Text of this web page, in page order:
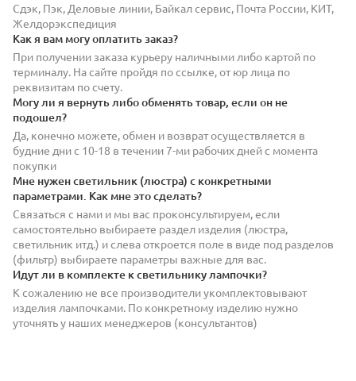
Сдэк, Пэк, Деловые линии, Байкал сервис, Почта России, КИТ,
Желдорэкспедиция
Как я вам могу оплатить заказ?
При получении заказа курьеру наличными либо картой по
терминалу. На сайте пройдя по ссылке, от юр лица по
реквизитам по счету.
Могу ли я вернуть либо обменять товар, если он не
подошел?
Да, конечно можете, обмен и возврат осуществляется в
будние дни с 10-18 в течении 7-ми рабочих дней с момента
покупки
Мне нужен светильник (люстра) с конкретными
параметрами. Как мне это сделать?
Связаться с нами и мы вас проконсультируем, если
самостоятельно выбираете раздел изделия (люстра,
светильник итд.) и слева откроется поле в виде под разделов
(фильтр) выбираете параметры важные для вас.
Идут ли в комплекте к светильнику лампочки?
К сожалению не все производители укомплектовывают
изделия лампочками. По конкретному изделию нужно
уточнять у наших менеджеров (консультантов)